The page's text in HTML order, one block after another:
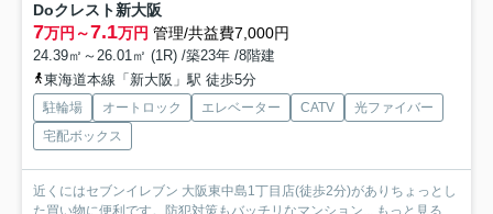
Doクレスト新大阪
7万円～7.1万円 管理/共益費7,000円
24.39㎡～26.01㎡ (1R) /築23年 /8階建
東海道本線「新大阪」駅 徒歩5分
駐輪場 オートロック エレベーター CATV
光ファイバー
宅配ボックス
近くにはセブンイレブン 大阪東中島1丁目店(徒歩2分)がありちょっとし